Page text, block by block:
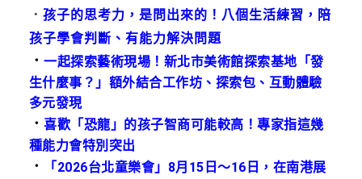
． 孩子的思考力，是問出來的！八個生活練習，陪
孩子學會判斷、有能力解決問題
．一起探索藝術現場！新北市美術館探索基地「發
生什麼事？」額外結合工作坊、探索包、互動體驗
多元發現
．喜歡「恐龍」的孩子智商可能較高！專家指這幾
種能力會特別突出
．
「2026台北童樂會」8月15日～16日，在南港展